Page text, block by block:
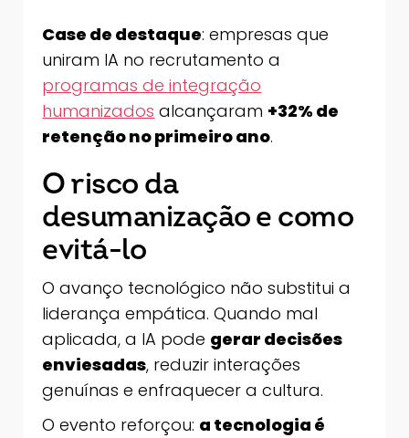
Case de destaque: empresas que
uniram IA no recrutamento a
programas de integração
humanizados alcançaram +32% de
retenção no primeiro ano.
O risco da
desumanização e como
evitá-lo
O avanço tecnológico não substitui a
liderança empática. Quando mal
aplicada, a IA pode gerar decisões
enviesadas, reduzir interações
genuínas e enfraquecer a cultura.
O evento reforçou: a tecnologia é